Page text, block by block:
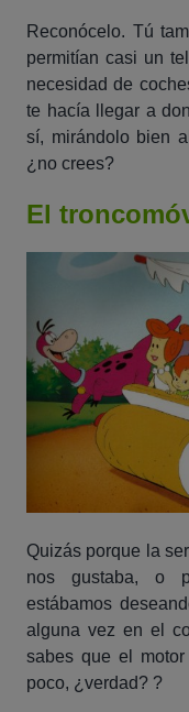
Reconócelo. Tú
permitían casi un
necesidad de
te hacía llegar a
sí, mirándolo bien
¿no crees?
El
Quizás porque la
nos gustaba, o
estábamos
alguna vez en el
sabes que el
poco, ¿verdad? ?